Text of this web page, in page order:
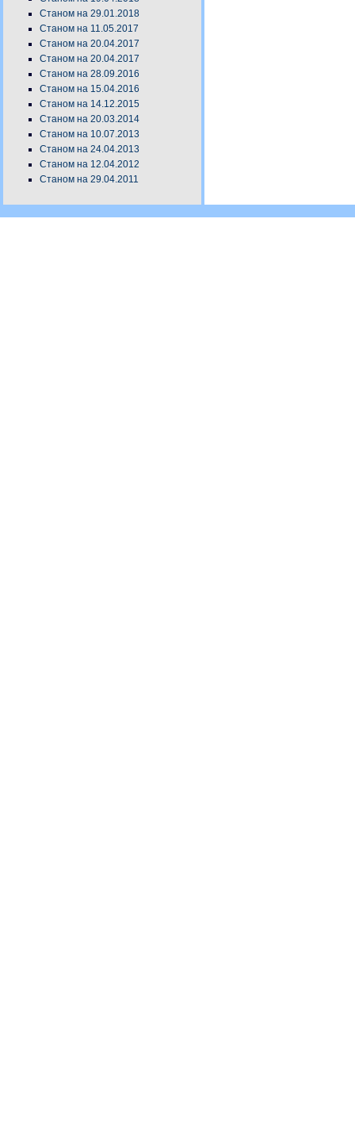
Станом на 29.01.2018
Станом на 11.05.2017
Станом на 20.04.2017
Станом на 20.04.2017
Станом на 28.09.2016
Станом на 15.04.2016
Станом на 14.12.2015
Станом на 20.03.2014
Станом на 10.07.2013
Станом на 24.04.2013
Станом на 12.04.2012
Станом на 29.04.2011